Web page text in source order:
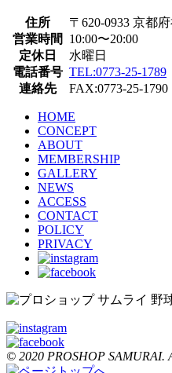
住所
〒620-0933 京都
営業時間
10:00〜20:00
定休日
水曜日
電話番号 TEL:0773-25-1789
連絡先
FAX:0773-25-1790
HOME
CONCEPT
ABOUT
MEMBERSHIP
GALLERY
NEWS
ACCESS
CONTACT
POLICY
PRIVACY
© 2020 PROSHOP SAMURAI.